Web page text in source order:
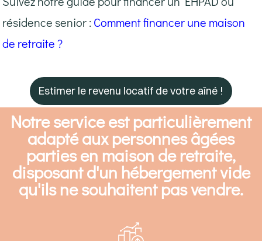
résidence senior :Comment financer une maison
de retraite ?
Estimer le revenu locatif de votre aîné !
Notre service est particulièrement
adapté aux personnes âgées
parties en maison de retraite,
disposant d'un hébergement vide
qu'ils ne souhaitent pas vendre.